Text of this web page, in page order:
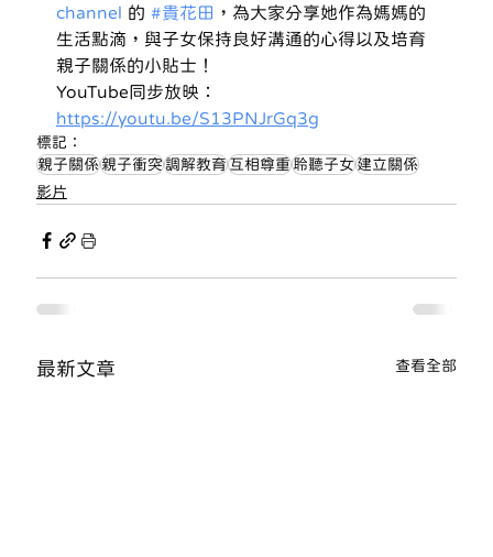
channel 的 #貴花田 ，為大家分享她作為媽媽的
生活點滴，與子女保持良好溝通的心得以及培育
親子關係的小貼士！
YouTube同步放映：
https://youtu.be/S13PNJrGq3g
標記：
親子關係親子衝突調解教育互相尊重聆聽子女建立關係
影片
最新文章 查看全部